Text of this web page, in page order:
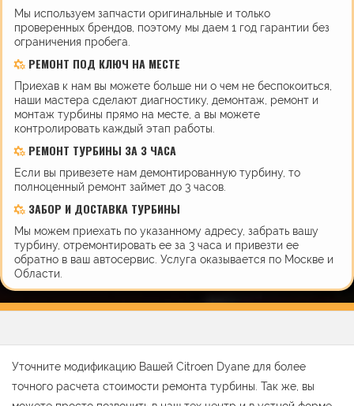
Мы используем запчасти оригинальные и только
проверенных брендов, поэтому мы даем 1 год гарантии без
ограничения пробега.
РЕМОНТ ПОД КЛЮЧ НА МЕСТЕ
Приехав к нам вы можете больше ни о чем не беспокоиться,
наши мастера сделают диагностику, демонтаж, ремонт и
монтаж турбины прямо на месте, а вы можете
контролировать каждый этап работы.
РЕМОНТ ТУРБИНЫ ЗА 3 ЧАСА
Если вы привезете нам демонтированную турбину, то
полноценный ремонт займет до 3 часов.
ЗАБОР И ДОСТАВКА ТУРБИНЫ
Мы можем приехать по указанному адресу, забрать вашу
турбину, отремонтировать ее за 3 часа и привезти ее
обратно в ваш автосервис. Услуга оказывается по Москве и
Области.
Уточните модификацию Вашей Citroen Dyane для более
точного расчета стоимости ремонта турбины. Так же, вы